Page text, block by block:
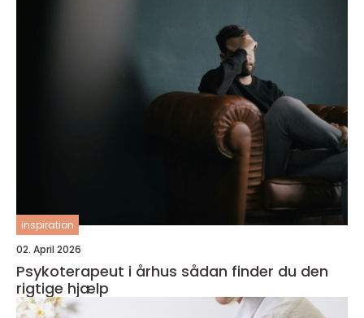
inspiration
02. April 2026
Psykoterapeut i århus sådan finder du den
rigtige hjælp